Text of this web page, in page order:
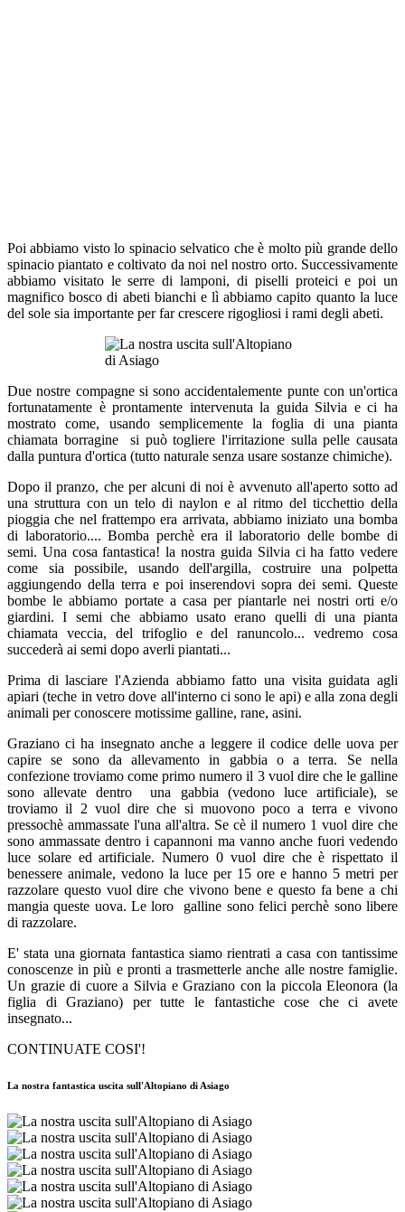
Poi abbiamo visto lo spinacio selvatico che è molto più grande dello
spinacio piantato e coltivato da noi nel nostro orto. Successivamente
abbiamo visitato le serre di lamponi, di piselli proteici e poi un
magnifico bosco di abeti bianchi e lì abbiamo capito quanto la luce
del sole sia importante per far crescere rigogliosi i rami degli abeti.
Due nostre compagne si sono accidentalemente punte con un'ortica
fortunatamente è prontamente intervenuta la guida Silvia e ci ha
mostrato come, usando semplicemente la foglia di una pianta
chiamata borragine si può togliere l'irritazione sulla pelle causata
dalla puntura d'ortica (tutto naturale senza usare sostanze chimiche).
Dopo il pranzo, che per alcuni di noi è avvenuto all'aperto sotto ad
una struttura con un telo di naylon e al ritmo del ticchettio della
pioggia che nel frattempo era arrivata, abbiamo iniziato una bomba
di laboratorio.... Bomba perchè era il laboratorio delle bombe di
semi. Una cosa fantastica! la nostra guida Silvia ci ha fatto vedere
come sia possibile, usando dell'argilla, costruire una polpetta
aggiungendo della terra e poi inserendovi sopra dei semi. Queste
bombe le abbiamo portate a casa per piantarle nei nostri orti e/o
giardini. I semi che abbiamo usato erano quelli di una pianta
chiamata veccia, del trifoglio e del ranuncolo... vedremo cosa
succederà ai semi dopo averli piantati...
Prima di lasciare l'Azienda abbiamo fatto una visita guidata agli
apiari (teche in vetro dove all'interno ci sono le api) e alla zona degli
animali per conoscere motissime galline, rane, asini.
Graziano ci ha insegnato anche a leggere il codice delle uova per
capire se sono da allevamento in gabbia o a terra. Se nella
confezione troviamo come primo numero il 3 vuol dire che le galline
sono allevate dentro una gabbia (vedono luce artificiale), se
troviamo il 2 vuol dire che si muovono poco a terra e vivono
pressochè ammassate l'una all'altra. Se cè il numero 1 vuol dire che
sono ammassate dentro i capannoni ma vanno anche fuori vedendo
luce solare ed artificiale. Numero 0 vuol dire che è rispettato il
benessere animale, vedono la luce per 15 ore e hanno 5 metri per
razzolare questo vuol dire che vivono bene e questo fa bene a chi
mangia queste uova. Le loro galline sono felici perchè sono libere
di razzolare.
E' stata una giornata fantastica siamo rientrati a casa con tantissime
conoscenze in più e pronti a trasmetterle anche alle nostre famiglie.
Un grazie di cuore a Silvia e Graziano con la piccola Eleonora (la
figlia di Graziano) per tutte le fantastiche cose che ci avete
insegnato...
CONTINUATE COSI'!
La nostra fantastica uscita sull'Altopiano di Asiago